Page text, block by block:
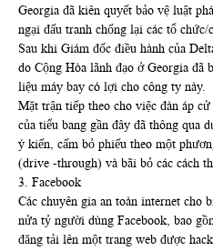
Georgia đã kiên quyết bảo vệ luật
ngại đấu tranh chống lại các tổ
Sau khi Giám đốc điều hành của
do Cộng Hòa lãnh đạo ở Georgia đã
liệu máy bay có lợi cho công ty này.
Mặt trận tiếp theo cho việc đàn áp
của tiểu bang gần đây đã thông qua
ý kiến, cấm bỏ phiếu theo một
(drive -through) và bãi bỏ các cách
3. Facebook
Các chuyên gia an toàn internet cho
nửa tỷ người dùng Facebook, bao
đăng tải lên một trang web được